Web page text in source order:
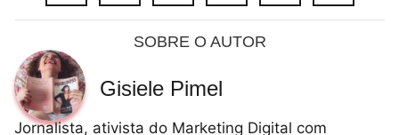
SOBRE O AUTOR
Gisiele Pimel
Jornalista, ativista do Marketing Digital com